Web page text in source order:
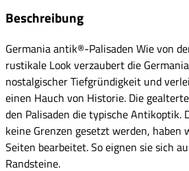
Beschreibung
Germania antik®-Palisaden Wie von
rustikale Look verzaubert die
nostalgischer Tiefgründigkeit und
einen Hauch von Historie. Die
den Palisaden die typische Antikoptik.
keine Grenzen gesetzt werden, haben
Seiten bearbeitet. So eignen sie sich
Randsteine.